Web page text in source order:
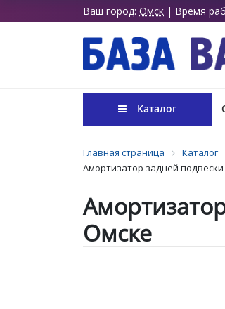
Ваш город: Омск | Время
Каталог
Главная страница Каталог
Амортизатор задней
Омске